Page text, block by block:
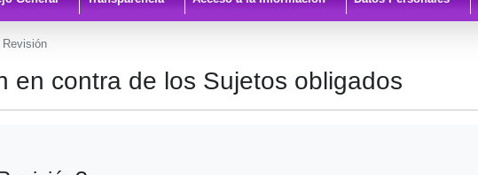
Revisión
en contra de los Sujetos obligados